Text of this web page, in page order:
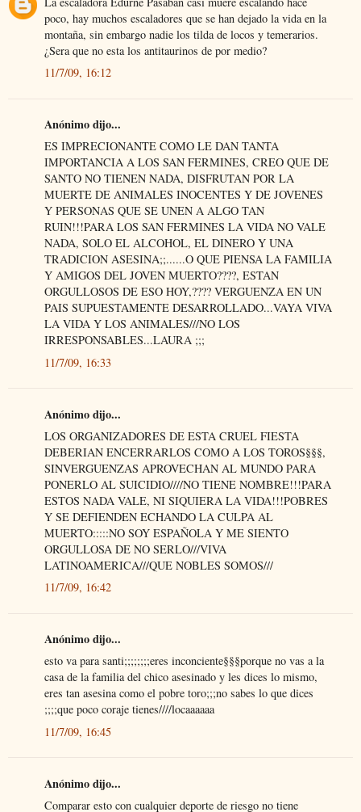
poco, hay muchos escaladores que se han dejado la vida en la
montaña, sin embargo nadie los tilda de locos y temerarios.
¿Sera que no esta los antitaurinos de por medio?
11/7/09, 16:12
Anónimo dijo...
ES IMPRECIONANTE COMO LE DAN TANTA
IMPORTANCIA A LOS SAN FERMINES, CREO QUE DE
SANTO NO TIENEN NADA, DISFRUTAN POR LA
MUERTE DE ANIMALES INOCENTES Y DE JOVENES
Y PERSONAS QUE SE UNEN A ALGO TAN
RUIN!!!PARA LOS SAN FERMINES LA VIDA NO VALE
NADA, SOLO EL ALCOHOL, EL DINERO Y UNA
TRADICION ASESINA;;......O QUE PIENSA LA FAMILIA
Y AMIGOS DEL JOVEN MUERTO????, ESTAN
ORGULLOSOS DE ESO HOY,???? VERGUENZA EN UN
PAIS SUPUESTAMENTE DESARROLLADO...VAYA VIVA
LA VIDA Y LOS ANIMALES///NO LOS
IRRESPONSABLES...LAURA ;;;
11/7/09, 16:33
Anónimo dijo...
LOS ORGANIZADORES DE ESTA CRUEL FIESTA
DEBERIAN ENCERRARLOS COMO A LOS TOROS§§§,
SINVERGUENZAS APROVECHAN AL MUNDO PARA
PONERLO AL SUICIDIO////NO TIENE NOMBRE!!!PARA
ESTOS NADA VALE, NI SIQUIERA LA VIDA!!!POBRES
Y SE DEFIENDEN ECHANDO LA CULPA AL
MUERTO:::::NO SOY ESPAÑOLA Y ME SIENTO
ORGULLOSA DE NO SERLO///VIVA
LATINOAMERICA///QUE NOBLES SOMOS///
11/7/09, 16:42
Anónimo dijo...
esto va para santi;;;;;;;;eres inconciente§§§porque no vas a la
casa de la familia del chico asesinado y les dices lo mismo,
eres tan asesina como el pobre toro;;;no sabes lo que dices
;;;;que poco coraje tienes////locaaaaaa
11/7/09, 16:45
Anónimo dijo...
Comparar esto con cualquier deporte de riesgo no tiene